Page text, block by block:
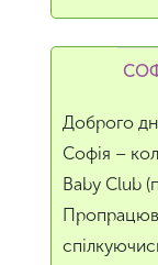
Доброго
Софія –
Baby Club